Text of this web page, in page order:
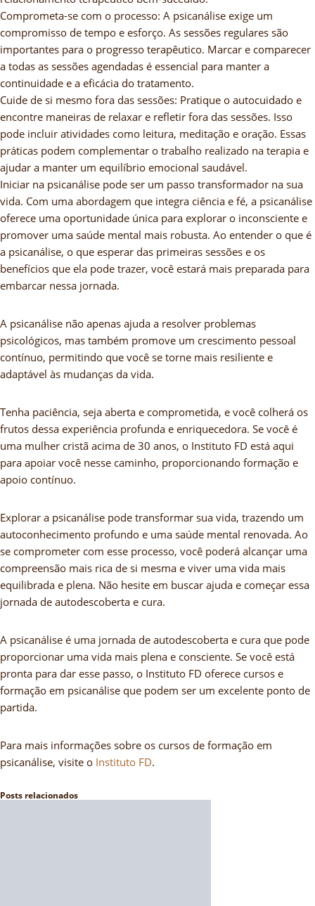
Comprometa-se com o processo: A psicanálise exige um
compromisso de tempo e esforço. As sessões regulares são
importantes para o progresso terapêutico. Marcar e comparecer
a todas as sessões agendadas é essencial para manter a
continuidade e a eficácia do tratamento.
Cuide de si mesmo fora das sessões: Pratique o autocuidado e
encontre maneiras de relaxar e refletir fora das sessões. Isso
pode incluir atividades como leitura, meditação e oração. Essas
práticas podem complementar o trabalho realizado na terapia e
ajudar a manter um equilíbrio emocional saudável.
Iniciar na psicanálise pode ser um passo transformador na sua
vida. Com uma abordagem que integra ciência e fé, a psicanálise
oferece uma oportunidade única para explorar o inconsciente e
promover uma saúde mental mais robusta. Ao entender o que é
a psicanálise, o que esperar das primeiras sessões e os
benefícios que ela pode trazer, você estará mais preparada para
embarcar nessa jornada.
A psicanálise não apenas ajuda a resolver problemas
psicológicos, mas também promove um crescimento pessoal
contínuo, permitindo que você se torne mais resiliente e
adaptável às mudanças da vida.
Tenha paciência, seja aberta e comprometida, e você colherá os
frutos dessa experiência profunda e enriquecedora. Se você é
uma mulher cristã acima de 30 anos, o Instituto FD está aqui
para apoiar você nesse caminho, proporcionando formação e
apoio contínuo.
Explorar a psicanálise pode transformar sua vida, trazendo um
autoconhecimento profundo e uma saúde mental renovada. Ao
se comprometer com esse processo, você poderá alcançar uma
compreensão mais rica de si mesma e viver uma vida mais
equilibrada e plena. Não hesite em buscar ajuda e começar essa
jornada de autodescoberta e cura.
A psicanálise é uma jornada de autodescoberta e cura que pode
proporcionar uma vida mais plena e consciente. Se você está
pronta para dar esse passo, o Instituto FD oferece cursos e
formação em psicanálise que podem ser um excelente ponto de
partida.
Para mais informações sobre os cursos de formação em
psicanálise, visite o Instituto FD.
Posts relacionados